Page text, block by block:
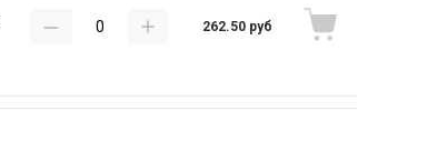
262.50 руб